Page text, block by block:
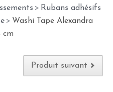
> Rubans adhésifs
> Washi Tape Alexandra
cm
Produit suivant